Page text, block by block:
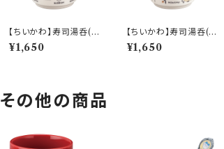
【ちいかわ】寿司湯呑(日
常)【CKW50】CKW51
-327
¥1,650
【ちいかわ】寿司湯呑(討
伐)【CKW50】CKW5
2-327
¥1,650
その他の商品